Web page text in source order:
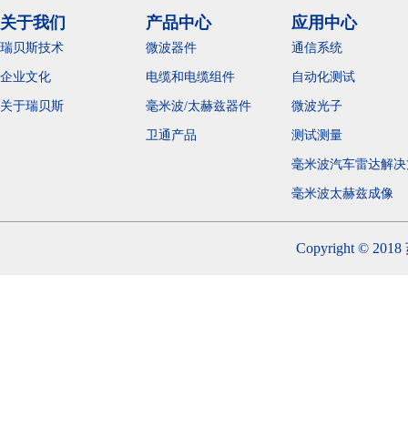
关于我们
瑞贝斯技术
企业文化
关于瑞贝斯
产品中心
微波器件
电缆和电缆组件
毫米波/太赫兹器件
卫通产品
应用中心
通信系统
自动化测试
微波光子
测试测量
毫米波汽车雷达解
毫米波太赫兹成
Copyright ©